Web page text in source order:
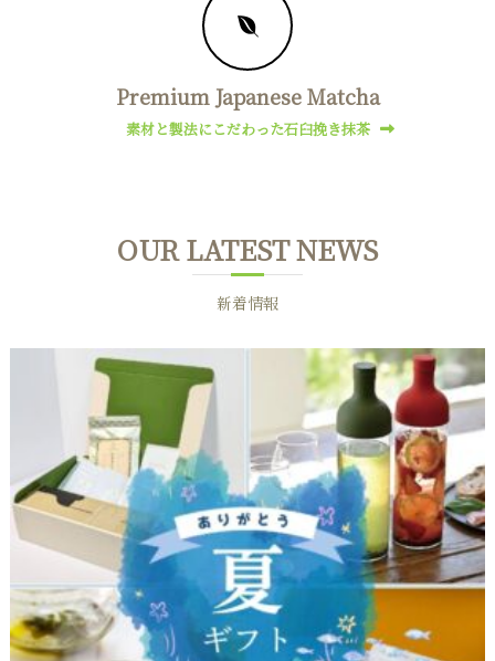
Premium Japanese Matcha
素材と製法にこだわった石臼挽き抹茶
OUR LATEST NEWS
新着情報